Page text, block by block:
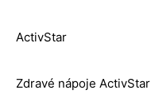
ActivStar
Zdravé nápoje ActivStar